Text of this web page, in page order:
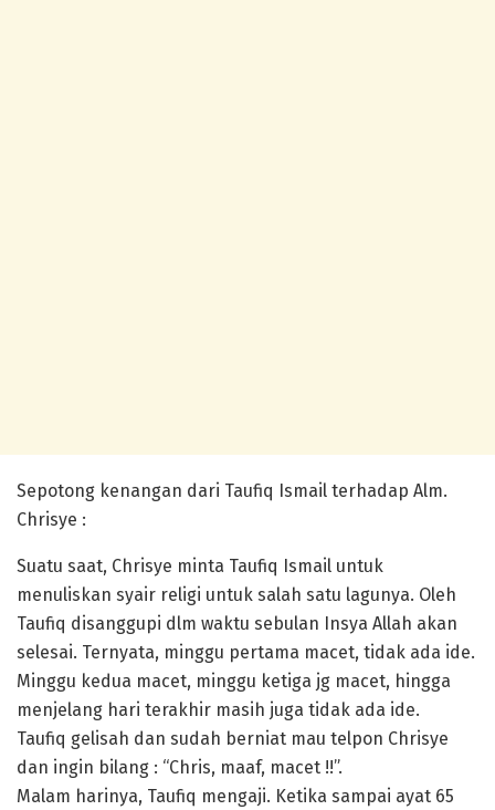
Sepotong kenangan dari Taufiq Ismail terhadap Alm.
Chrisye :
Suatu saat, Chrisye minta Taufiq Ismail untuk
menuliskan syair religi untuk salah satu lagunya. Oleh
Taufiq disanggupi dlm waktu sebulan Insya Allah akan
selesai. Ternyata, minggu pertama macet, tidak ada ide.
Minggu kedua macet, minggu ketiga jg macet, hingga
menjelang hari terakhir masih juga tidak ada ide.
Taufiq gelisah dan sudah berniat mau telpon Chrisye
dan ingin bilang : “Chris, maaf, macet !!”.
Malam harinya, Taufiq mengaji. Ketika sampai ayat 65